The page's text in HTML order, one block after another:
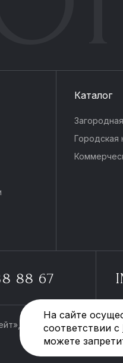
₽
Каталог
Городская
88 67
ИНН
На сайте
соответствии с
можете